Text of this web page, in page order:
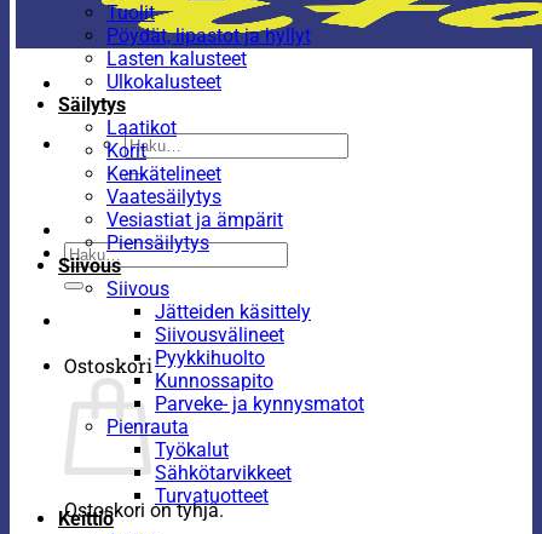
Etsi:
Etsi:
Ostoskori
Ostoskori on tyhjä.
Tuolit
Pöydät, lipastot ja hyllyt
Lasten kalusteet
Ulkokalusteet
Säilytys
Laatikot
Korit
Kenkätelineet
Vaatesäilytys
Vesiastiat ja ämpärit
Piensäilytys
Siivous
Siivous
Jätteiden käsittely
Siivousvälineet
Pyykkihuolto
Kunnossapito
Parveke- ja kynnysmatot
Pienrauta
Työkalut
Sähkötarvikkeet
Turvatuotteet
Keittiö